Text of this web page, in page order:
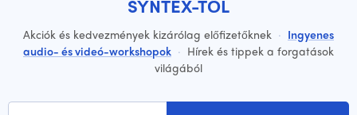
SYNTEX-TŐL
Akciók és kedvezmények kizárólag előfizetőknek · Ingyenes
audio- és videó-workshopok · Hírek és tippek a forgatások
világából